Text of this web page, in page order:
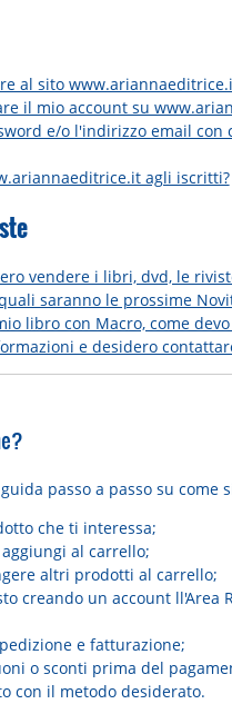
al sito
il mio account su
e/o l'indirizzo email
agli iscritti?
vendere i libri, dvd, le
saranno le prossime
libro con Macro, come devo
e desidero
passo a passo su
che ti interessa;
al carrello;
altri prodotti al carrello;
creando un account ll'Area
e fatturazione;
o sconti prima del
con il metodo desiderato.